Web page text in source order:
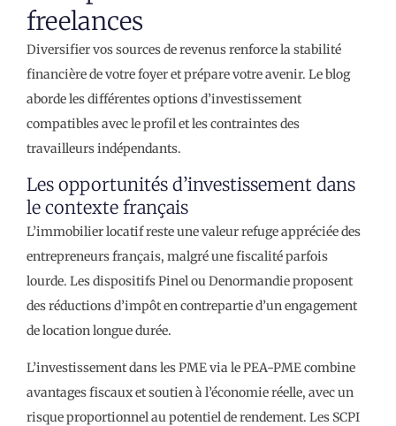
freelances
Diversifier vos sources de revenus renforce la stabilité
financière de votre foyer et prépare votre avenir. Le blog
aborde les différentes options d’investissement
compatibles avec le profil et les contraintes des
travailleurs indépendants.
Les opportunités d’investissement dans
le contexte français
L’immobilier locatif reste une valeur refuge appréciée des
entrepreneurs français, malgré une fiscalité parfois
lourde. Les dispositifs Pinel ou Denormandie proposent
des réductions d’impôt en contrepartie d’un engagement
de location longue durée.
L’investissement dans les PME via le PEA-PME combine
avantages fiscaux et soutien à l’économie réelle, avec un
risque proportionnel au potentiel de rendement. Les SCPI